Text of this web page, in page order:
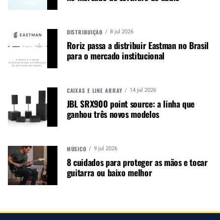
Autor: Redação M&M
Música &amp; Mercado é uma
publicação empenhada em
indústria de áudio profissional,
iluminação e instrumentos
musicais. Nós amamos o que
DISTRIBUIÇÃO 8 jul 2026
Roriz passa a distribuir Eastman no Brasil
para o mercado institucional
CAIXAS E LINE ARRAY 14 jul 2026
JBL SRX900 point source: a linha que
ganhou três novos modelos
MÚSICO 9 jul 2026
8 cuidados para proteger as mãos e tocar
guitarra ou baixo melhor